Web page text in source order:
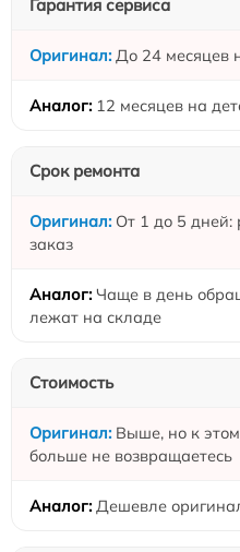
Гарантия сервиса
До 24 месяцев
12 месяцев на
Срок ремонта
От 1 до 5 дней:
заказ
Чаще в день
лежат на складе
Стоимость
Выше, но к
больше не возвращаетесь
Дешевле